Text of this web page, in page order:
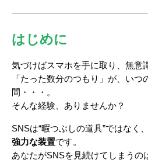
はじめに
気づけばスマホを手に取り、無意
「たった数分のつもり」が、いつ
間・・・。
そんな経験、ありませんか？
SNSは“暇つぶしの道具”ではなく、
強力な装置です。
あなたがSNSを見続けてしまうの